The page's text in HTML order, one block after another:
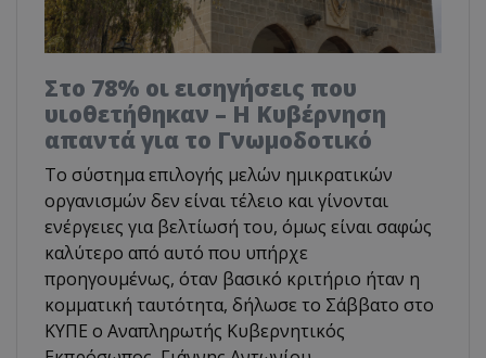
Στο 78% οι εισηγήσεις που
υιοθετήθηκαν – Η Κυβέρνηση
απαντά για το Γνωμοδοτικό
Το σύστημα επιλογής μελών ημικρατικών
οργανισμών δεν είναι τέλειο και γίνονται
ενέργειες για βελτίωσή του, όμως είναι σαφώς
καλύτερο από αυτό που υπήρχε
προηγουμένως, όταν βασικό κριτήριο ήταν η
κομματική ταυτότητα, δήλωσε το Σάββατο στο
ΚΥΠΕ ο Αναπληρωτής Κυβερνητικός